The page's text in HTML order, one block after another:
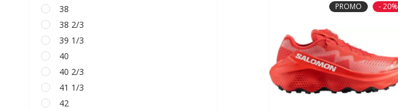
38
38 2/3
39 1/3
40
40 2/3
41 1/3
42
PROMO - 20%